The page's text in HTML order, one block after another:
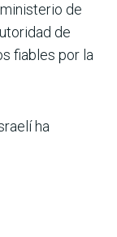
de
de
fiables por la
ha